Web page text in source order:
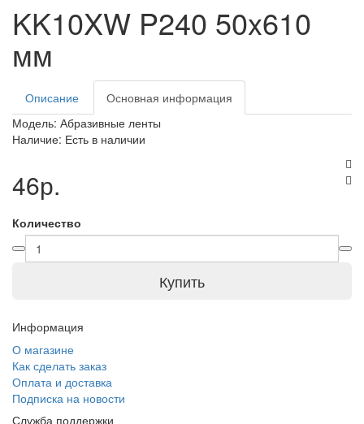
KK10XW P240 50x610
мм
Описание
Основная информация
Модель: Абразивные ленты
Наличие: Есть в наличии
46р.
Количество
Купить
Информация
О магазине
Как сделать заказ
Оплата и доставка
Подписка на новости
Служба поддержки